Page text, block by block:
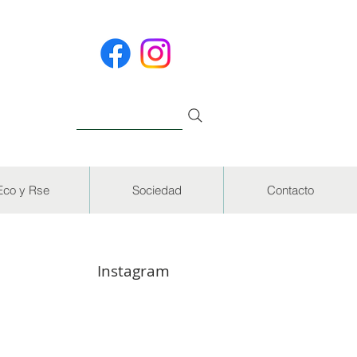
y Rse Sociedad Contacto
Instagram